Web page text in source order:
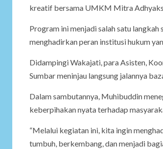
kreatif bersama UMKM Mitra
Program ini menjadi salah satu
menghadirkan peran institusi hukum
Didampingi Wakajati, para Asisten,
Sumbar meninjau langsung jalannya
Dalam sambutannya, Muhibuddin
keberpihakan nyata terhadap
“Melalui kegiatan ini, kita ingin
tumbuh, berkembang, dan menjadi